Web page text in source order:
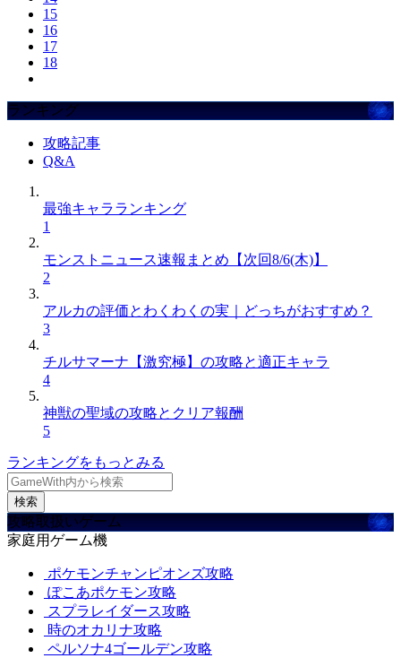
15
16
17
18
ランキング
攻略記事
Q&A
最強キャラランキング
1
モンストニュース速報まとめ【次回8/6(木)】
2
アルカの評価とわくわくの実｜どっちがおすすめ？
3
チルサマーナ【激究極】の攻略と適正キャラ
4
神獣の聖域の攻略とクリア報酬
5
ランキングをもっとみる
検索
攻略取扱いゲーム
家庭用ゲーム機
ポケモンチャンピオンズ攻略
ぽこあポケモン攻略
スプラレイダース攻略
時のオカリナ攻略
ペルソナ4ゴールデン攻略